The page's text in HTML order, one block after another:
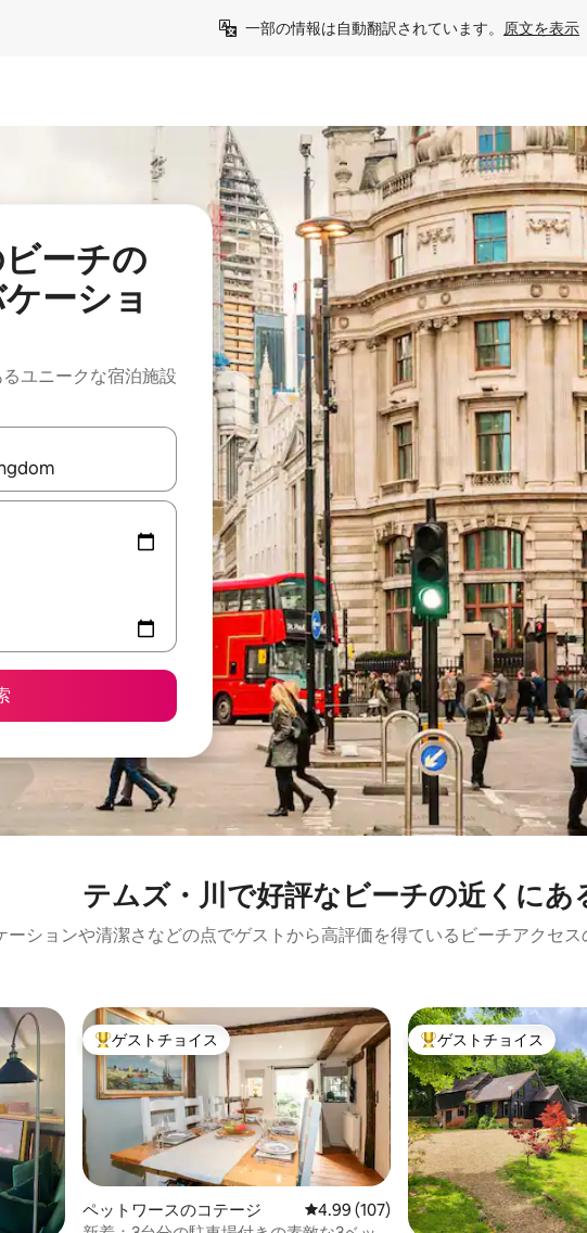
一部の情報は自動翻訳されています。 原文を表示
ーチの
ーショ
ユニークな宿泊施設
の矢印キーを使って移動するか、画面をタッチまたはスワイプして検索結果を確認
テムズ・川で好評なビーチの近くにあ
ーションや清潔さなどの点でゲストから高評価を得ているビーチアクセ
大好評のゲストチョイスです。
ゲストチョイス
ペットワースのコテージ レビュー107件、5つ星中4.99つ星の
4.99 (107)
大好評のゲストチョイ
ゲストチョイス